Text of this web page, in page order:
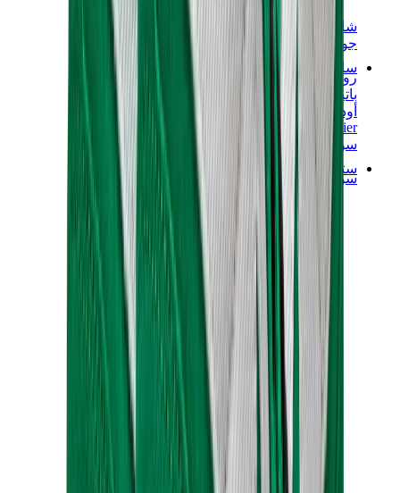
شانيل
جويارد
ساعات
رولكس
باتيك فيليب
أوديمار بيغيه
Cartier
سواتش
ستريت وير
سويت شيرت وهوديز
هودي كروم هارتس
View All
سويت شيرت وهوديز